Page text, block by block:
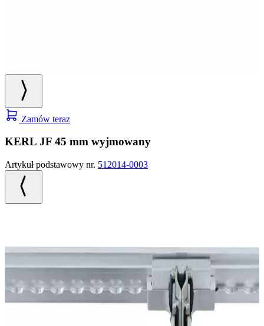
Zamów teraz
KERL JF 45 mm wyjmowany
Artykuł podstawowy nr. 512014-0003